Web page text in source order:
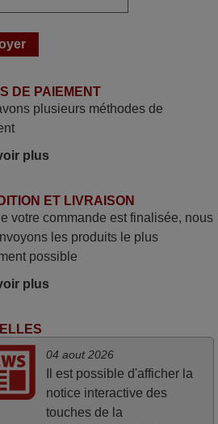
mai 2026
pour le vidéo projecteur
le délai de 24h était dépassé,
j'ai reçu la télécommande au
3ème jour ouvré, compatible
besoin. Concernant la
de la télécommande, le
touches. De plus, elle est
utilisable moyennant
des 2 piles fournies.
DE PAIEMENT
plusieurs méthodes de
plus
ET LIVRAISON
votre commande est finalisée, nous
les produits le plus
possible
plus
04 aout 2026
Il est possible d'afficher la
notice interactive des
touches de la